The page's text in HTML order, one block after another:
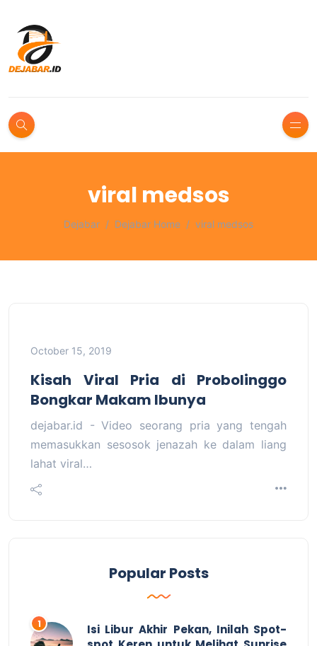
viral medsos
Dejabar Dejabar Home viral medsos
October 15, 2019
Kisah Viral Pria di Probolinggo
Bongkar Makam Ibunya
dejabar.id - Video seorang pria yang tengah
memasukkan sesosok jenazah ke dalam liang
lahat viral…
Popular Posts
Isi Libur Akhir Pekan, Inilah Spot-